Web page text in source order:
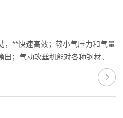
，**快速高效；较小气压力和气量
出；气动攻丝机能对各种钢材、
；筒夹带过载保护装置，丝攻损
单轻便，*不需要经验和力量；加
铣床带攻丝器或手动攻丝低许
置或移动，工作面积特大（半